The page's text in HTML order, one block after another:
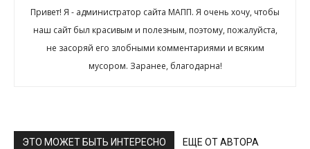
Привет! Я - администратор сайта МАПП. Я очень хочу, чтобы
наш сайт был красивым и полезным, поэтому, пожалуйста,
не засоряй его злобными комментариями и всяким
мусором. Заранее, благодарна!
ЭТО МОЖЕТ БЫТЬ ИНТЕРЕСНО ЕЩЕ ОТ АВТОРА